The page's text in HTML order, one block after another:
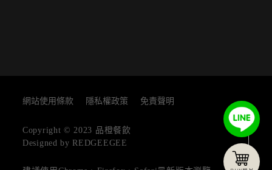
TOP
網站使用條款 隱私權政策 免責聲明
Copyright © 2023 品橙餐飲
Designed by REDGEEGEE